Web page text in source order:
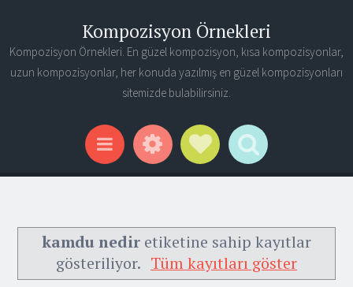
Kompozisyon Örnekleri
Kompozisyon Örnekleri. En güzel kompozisyon, kısa kompozisyonlar,
uzun kompozisyonlar, her konuda yazılmış en güzel kompozisyonları
sitemizde bulabilirsiniz.
Menu WidgetsSocial Links
Search
kamdu nedir etiketine sahip kayıtlar
gösteriliyor. Tüm kayıtları göster